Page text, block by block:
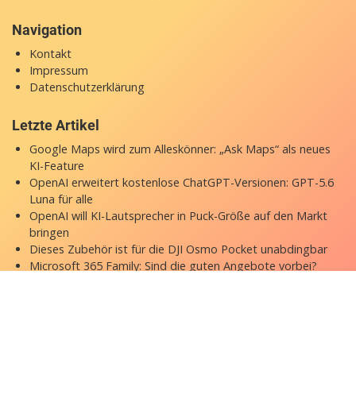
Navigation
Kontakt
Impressum
Datenschutzerklärung
Letzte Artikel
Google Maps wird zum Alleskönner: „Ask Maps“ als neues
KI-Feature
OpenAI erweitert kostenlose ChatGPT-Versionen: GPT-5.6
Luna für alle
OpenAI will KI-Lautsprecher in Puck-Größe auf den Markt
bringen
Dieses Zubehör ist für die DJI Osmo Pocket unabdingbar
Microsoft 365 Family: Sind die guten Angebote vorbei?